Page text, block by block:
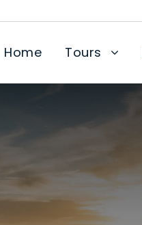
Home Tours